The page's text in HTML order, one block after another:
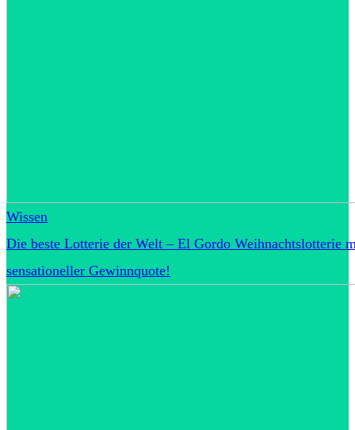
Wissen
Die beste Lotterie der Welt – El Gordo Weihnachtslotterie
sensationeller Gewinnquote!